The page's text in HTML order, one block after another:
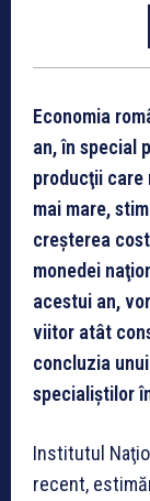
Economia
an, în special
producţii care
mai mare,
creşterea
monedei
acestui an,
viitor atât
concluzia
specialiștilor
Institutul
recent,